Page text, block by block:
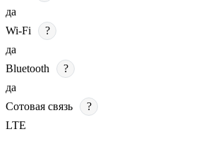
да
Wi-Fi
?
да
Bluetooth
?
да
Сотовая связь
?
LTE